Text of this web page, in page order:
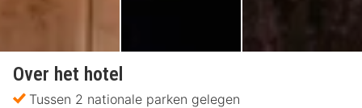
Over het hotel
Tussen 2 nationale parken gelegen